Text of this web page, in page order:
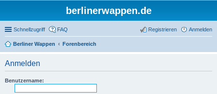
berlinerwappen.de
Schnellzugriff FAQ Anmelden
Registrieren
Berliner Wappen Forenbereich
Anmelden
Benutzername: